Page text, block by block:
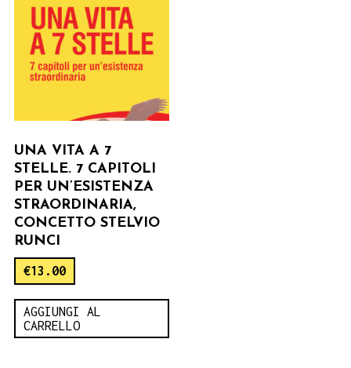
UNA VITA A 7
STELLE. 7 CAPITOLI
PER UN’ESISTENZA
STRAORDINARIA,
CONCETTO STELVIO
RUNCI
€13.00
AGGIUNGI AL
CARRELLO